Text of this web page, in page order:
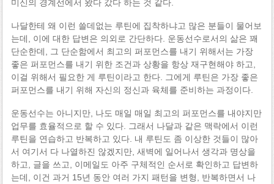
미신의 경계선에서 왔다 갔다 하는 것 같다.
나달한테 왜 이런 쓸데없는 루틴에 집착하냐고 많은 분들이 물어보
는데, 이에 대한 답변은 의외로 간단하다. 운동선수로서의 삶은 꽤
단순한데, 그 단순함에서 최고의 퍼포먼스를 내기 위해서는 가장
좋은 퍼포먼스를 내기 위한 조건과 상황을 항상 재구현해야 하고,
이걸 위해서 필요한 게 루틴이라고 한다. 그에게 루틴은 가장 좋은
퍼포먼스를 내기 위해 자신의 정신과 육체를 준비하는 과정이다.
운동선수는 아니지만, 나도 매일 매일 최고의 퍼포먼스를 내야지만
업무를 효율적으로 할 수 있다. 그래서 나달과 같은 맥락에서 이런
루틴을 연습하고 반복하고 있다. 내 루틴도 좀 이상한 것들이 많아
서 여기서 다 나열하진 않겠지만, 새벽에 일어나서 생각과 명상을
하고, 글을 쓰고, 이메일도 아주 구체적인 순서로 확인하고 답변하
는데, 이건 과거 15년 동안 여러 가지 패턴을 변형, 반복하면서 나